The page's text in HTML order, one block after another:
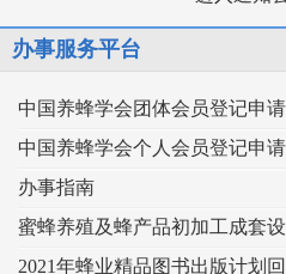
办事服务平台
中国养蜂学会团体会员登记申
中国养蜂学会个人会员登记申
办事指南
蜜蜂养殖及蜂产品初加工成套
2021年蜂业精品图书出版计划